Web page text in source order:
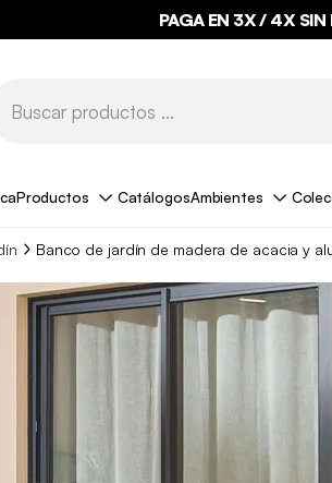
PAGA EN 3X / 4X SIN
Productos CatálogosAmbientes
Banco de jardín de madera de acacia y